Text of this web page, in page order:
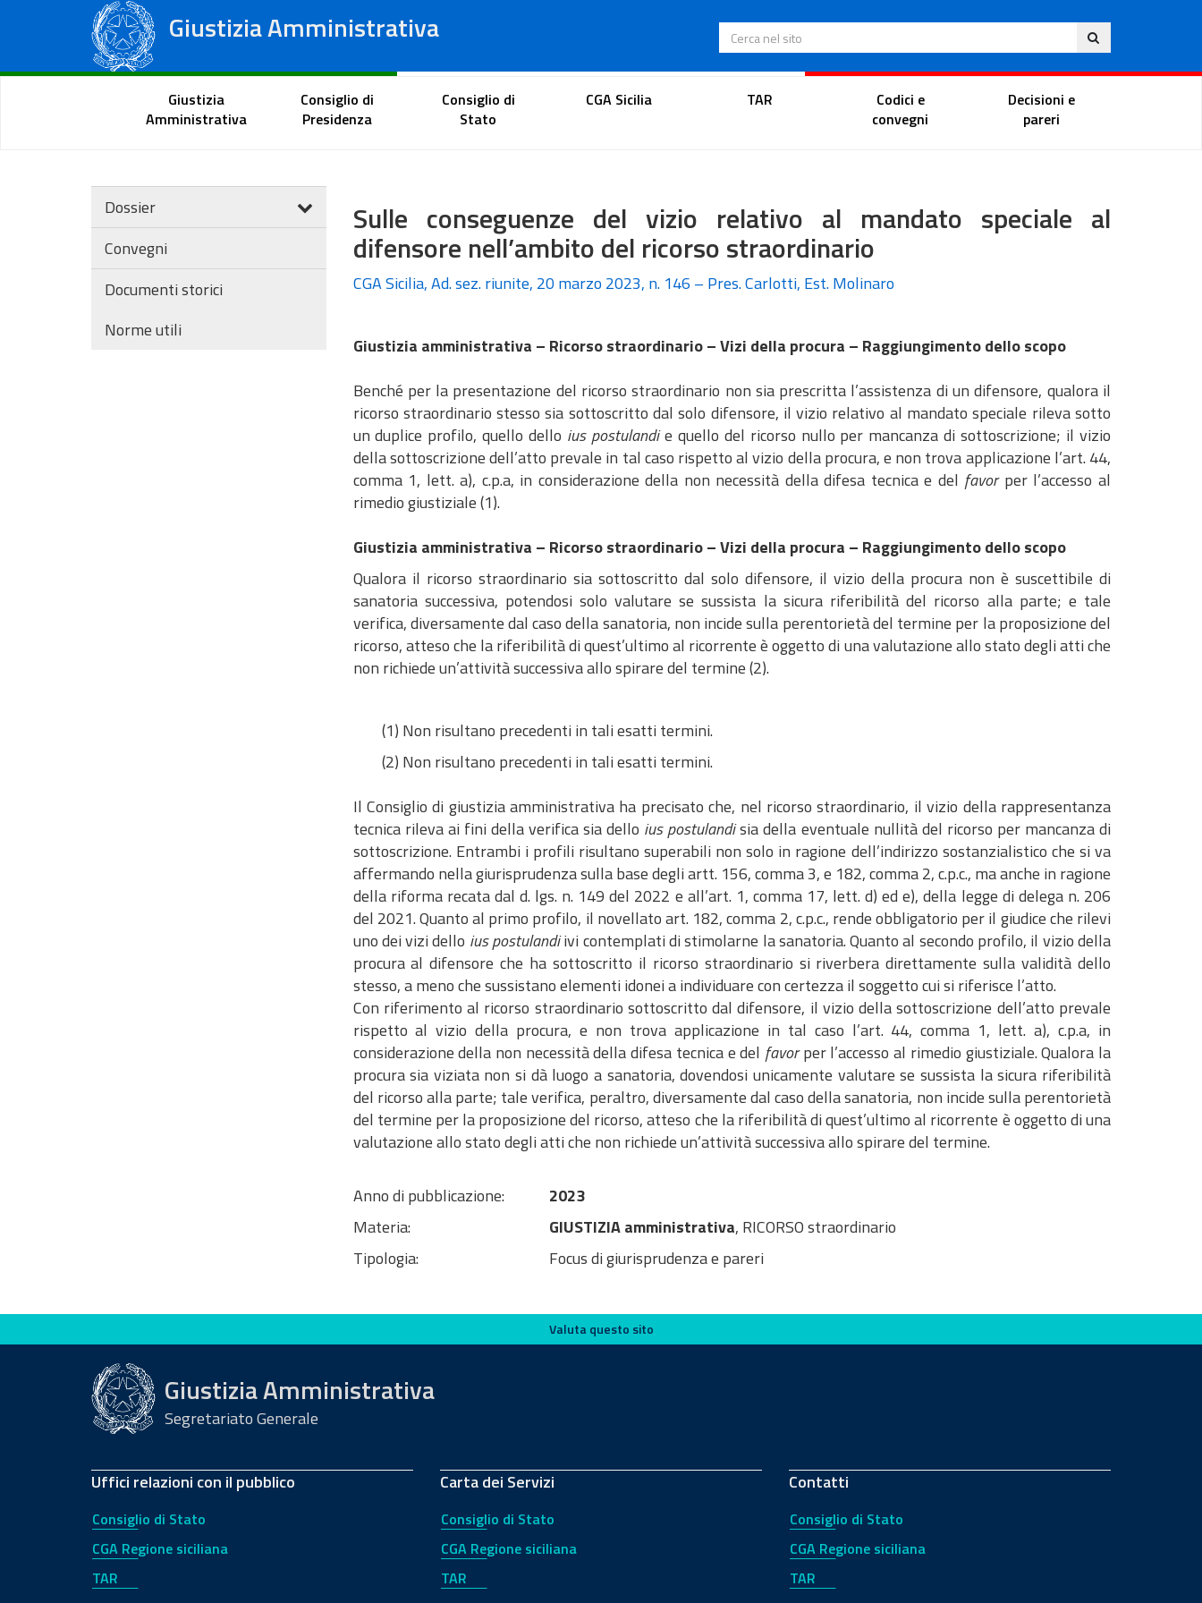
Giustizia Amministrativa
Tribunali Amministrativi Regionali
Ita
Cerca nel sito
Portale del cittadino Portale dell'avvocato Portale del magistrato
Giustizia
Amministrativa
Consiglio di
Presidenza
Consiglio di
Stato
CGA Sicilia TAR
Codici e
convegni
Decisioni e
pareri
Dossier
Convegni
Documenti storici
Norme utili
Sulle conseguenze del vizio relativo al mandato speciale al
difensore nell’ambito del ricorso straordinario
CGA Sicilia, Ad. sez. riunite, 20 marzo 2023, n. 146 – Pres. Carlotti, Est. Molinaro
Giustizia amministrativa – Ricorso straordinario – Vizi della procura – Raggiungimento dello scopo
Benché per la presentazione del ricorso straordinario non sia prescritta l’assistenza di un difensore, qualora il
ricorso straordinario stesso sia sottoscritto dal solo difensore, il vizio relativo al mandato speciale rileva sotto
un duplice profilo, quello dello ius postulandie quello del ricorso nullo per mancanza di sottoscrizione; il vizio
della sottoscrizione dell’atto prevale in tal caso rispetto al vizio della procura, e non trova applicazione l’art. 44,
comma 1, lett. a), c.p.a, in considerazione della non necessità della difesa tecnica e del favorper l’accesso al
rimedio giustiziale (1).
Giustizia amministrativa – Ricorso straordinario – Vizi della procura – Raggiungimento dello scopo
Qualora il ricorso straordinario sia sottoscritto dal solo difensore, il vizio della procura non è suscettibile di
sanatoria successiva, potendosi solo valutare se sussista la sicura riferibilità del ricorso alla parte; e tale
verifica, diversamente dal caso della sanatoria, non incide sulla perentorietà del termine per la proposizione del
ricorso, atteso che la riferibilità di quest’ultimo al ricorrente è oggetto di una valutazione allo stato degli atti che
non richiede un’attività successiva allo spirare del termine (2).
(1) Non risultano precedenti in tali esatti termini.
(2) Non risultano precedenti in tali esatti termini.
​​​​​Il Consiglio di giustizia amministrativa ha precisato che, nel ricorso straordinario, il vizio della rappresentanza
tecnica rileva ai fini della verifica sia dello ius postulandisia della eventuale nullità del ricorso per mancanza di
sottoscrizione. Entrambi i profili risultano superabili non solo in ragione dell’indirizzo sostanzialistico che si va
affermando nella giurisprudenza sulla base degli artt. 156, comma 3, e 182, comma 2, c.p.c., ma anche in ragione
della riforma recata dal d. lgs. n. 149 del 2022 e all’art. 1, comma 17, lett. d) ed e), della legge di delega n. 206
del 2021. Quanto al primo profilo, il novellato art. 182, comma 2, c.p.c., rende obbligatorio per il giudice che rilevi
uno dei vizi dello ius postulandiivi contemplati di stimolarne la sanatoria. Quanto al secondo profilo, il vizio della
procura al difensore che ha sottoscritto il ricorso straordinario si riverbera direttamente sulla validità dello
stesso, a meno che sussistano elementi idonei a individuare con certezza il soggetto cui si riferisce l’atto.
Con riferimento al ricorso straordinario sottoscritto dal difensore, il vizio della sottoscrizione dell’atto prevale
rispetto al vizio della procura, e non trova applicazione in tal caso l’art. 44, comma 1, lett. a), c.p.a, in
considerazione della non necessità della difesa tecnica e del favorper l’accesso al rimedio giustiziale. Qualora la
procura sia viziata non si dà luogo a sanatoria, dovendosi unicamente valutare se sussista la sicura riferibilità
del ricorso alla parte; tale verifica, peraltro, diversamente dal caso della sanatoria, non incide sulla perentorietà
del termine per la proposizione del ricorso, atteso che la riferibilità di quest’ultimo al ricorrente è oggetto di una
valutazione allo stato degli atti che non richiede un’attività successiva allo spirare del termine.
Anno di pubblicazione:
2023
Materia:
GIUSTIZIA amministrativa, RICORSO straordinario
Tipologia:
Focus di giurisprudenza e pareri
Valuta questo sito Valuta questo sito
Giustizia Amministrativa
Segretariato Generale
Uffici relazioni con il pubblico
Consiglio di Stato
CGA Regione siciliana
TAR
Carta dei Servizi
Consiglio di Stato
CGA Regione siciliana
TAR
Contatti
Consiglio di Stato
CGA Regione siciliana
TAR